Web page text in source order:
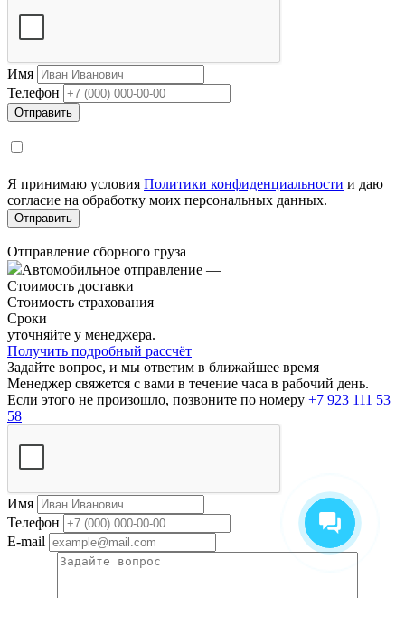
Имя
Телефон
Я принимаю условия Политики конфиденциальности и даю
согласие на обработку моих персональных данных.
Отправление сборного груза
Автомобильное отправление —
Стоимость доставки
Стоимость страхования
Сроки
уточняйте у менеджера.
Получить подробный рассчёт
Задайте вопрос, и мы ответим в ближайшее время
Менеджер свяжется с вами в течение часа в рабочий день.
Если этого не произошло, позвоните по номеру +7 923 111 53
58
Имя
Телефон
E-mail